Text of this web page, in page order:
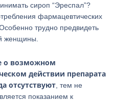
сироп “Эреспал”?
фармацевтических
трудно предвидеть
женщины.
о возможном
действии препарата
отсутствуют , тем не
показанием к